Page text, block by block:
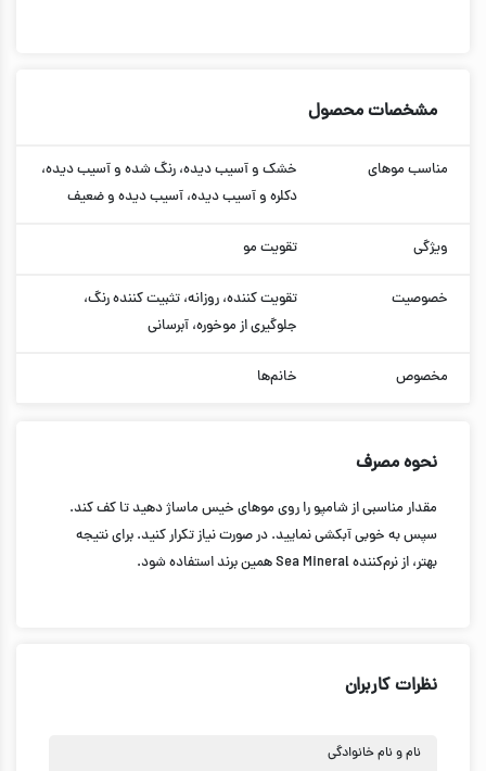
مشخصات محصول
مناسب موهای
خشک و آسیب دیده، رنگ شده و آسیب دیده،
دکلره و آسیب دیده، آسیب دیده و ضعیف
ویژگی تقویت مو
خصوصیت
تقویت کننده، روزانه، تثبیت کننده رنگ،
جلوگیری از موخوره، آبرسانی
مخصوص خانم‌ها
نحوه مصرف
مقدار مناسبی از شامپو را روی موهای خیس ماساژ دهید تا کف کند.
سپس به خوبی آبکشی نمایید. در صورت نیاز تکرار کنید. برای نتیجه
بهتر، از نرم‌کننده Sea Mineral همین برند استفاده شود.
نظرات کاربران
نام و نام خانوادگی